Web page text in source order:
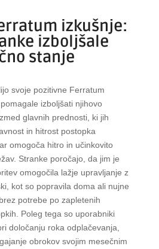
izkušnje:
izboljšale
stanje
svoje pozitivne Ferratum
izboljšati njihovo
glavnih prednosti, ki jih
in hitrost postopka
omogoča hitro in učinkovito
Stranke poročajo, da jim je
omogočila lažje upravljanje z
kot so popravila doma ali nujne
potrebe po zapletenih
Poleg tega so uporabniki
določanju roka odplačevanja,
obrokov svojim mesečnim